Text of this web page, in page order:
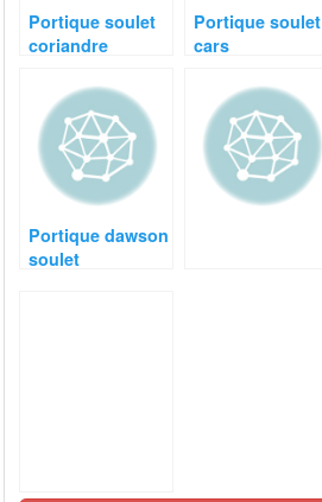
Portique soulet
coriandre
Portique soulet
cars
Portique dawson
soulet